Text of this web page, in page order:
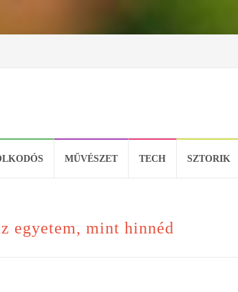
MŰVÉSZET TECH SZTORIK
egyetem, mint hinnéd